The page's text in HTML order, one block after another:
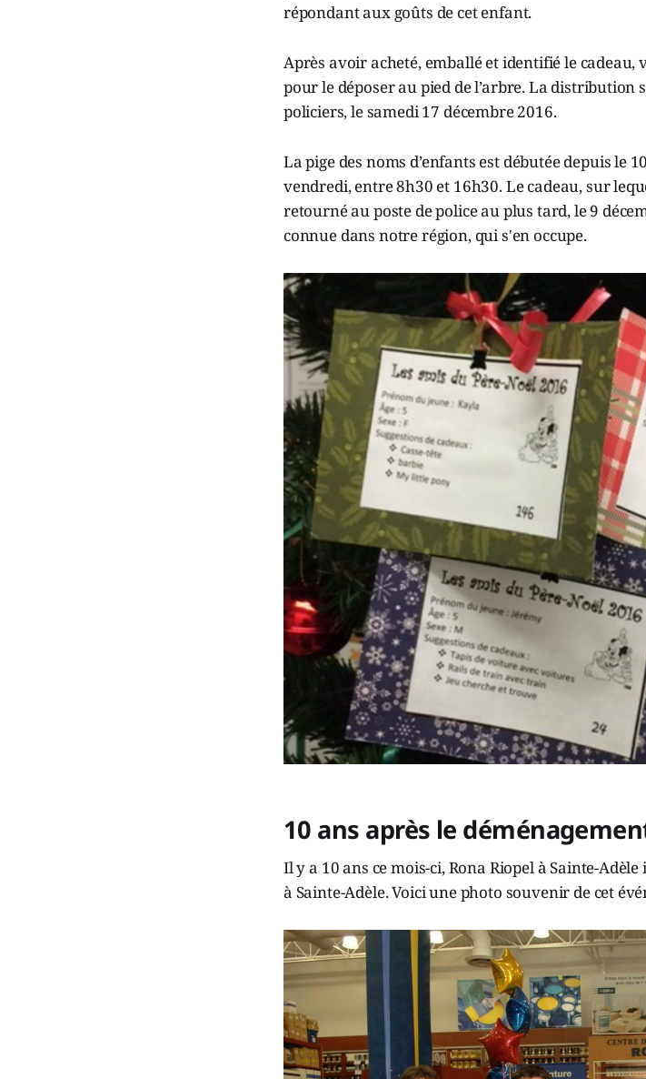
répondant aux goûts de cet enfant.
Après avoir acheté, emballé et identifié le cadeau,
pour le déposer au pied de l’arbre. La
policiers, le samedi 17 décembre 2016.
La pige des noms d’enfants est débutée depuis le
vendredi, entre 8h30 et 16h30. Le cadeau, sur
retourné au poste de police au plus tard, le 9
connue dans notre région, qui s'en occupe.
10 ans après le
Il y a 10 ans ce mois-ci, Rona Riopel à Sainte-
à Sainte-Adèle. Voici une photo souvenir de cet